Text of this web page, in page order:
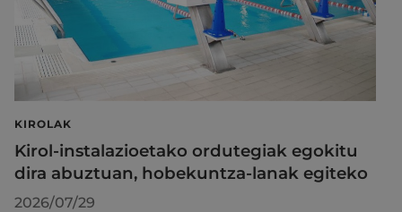
KIROLAK
Kirol-instalazioetako ordutegiak egokitu
dira abuztuan, hobekuntza-lanak egiteko
2026/07/29